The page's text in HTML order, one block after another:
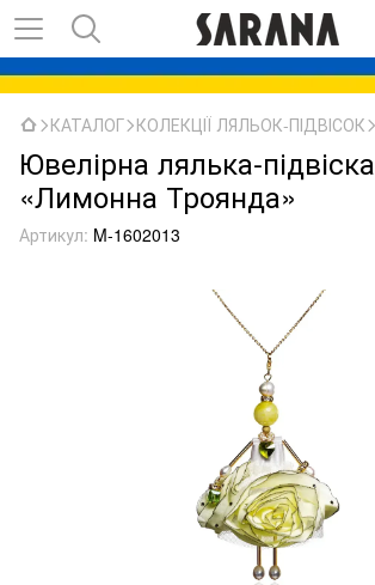
КАТАЛОГ КОЛЕКЦІЇ ЛЯЛЬОК-ПІДВІСОК
Ювелірна лялька-підвіска
«Лимонна Троянда»
Артикул: M-1602013